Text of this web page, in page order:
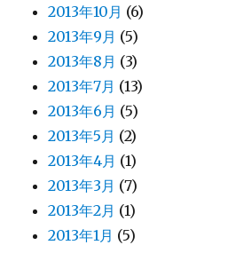
2013年10月 (6)
2013年9月 (5)
2013年8月 (3)
2013年7月 (13)
2013年6月 (5)
2013年5月 (2)
2013年4月 (1)
2013年3月 (7)
2013年2月 (1)
2013年1月 (5)